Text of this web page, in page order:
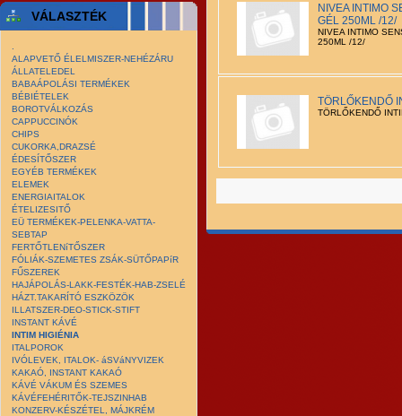
VÁLASZTÉK
ALAPVETŐ ÉLELMISZER-NEHÉZÁRU
ÁLLATELEDEL
BABAÁPOLÁSI TERMÉKEK
BÉBIÉTELEK
BOROTVÁLKOZÁS
CAPPUCCINÓK
CHIPS
CUKORKA,DRAZSÉ
ÉDESÍTŐSZER
EGYÉB TERMÉKEK
ELEMEK
ENERGIAITALOK
ÉTELIZESITŐ
EÜ TERMÉKEK-PELENKA-VATTA-
SEBTAP
FERTŐTLENíTŐSZER
FÓLIÁK-SZEMETES ZSÁK-SÜTŐPAPíR
FŰSZEREK
HAJÁPOLÁS-LAKK-FESTÉK-HAB-ZSELÉ
HÁZT.TAKARÍTÓ ESZKÖZÖK
ILLATSZER-DEO-STICK-STIFT
INSTANT KÁVÉ
INTIM HIGIÉNIA
ITALPOROK
IVÓLEVEK, ITALOK- áSVáNYVIZEK
KAKAÓ, INSTANT KAKAÓ
KÁVÉ VÁKUM ÉS SZEMES
KÁVÉFEHÉRITŐK-TEJSZINHAB
KONZERV-KÉSZÉTEL, MÁJKRÉM
NIVEA INTIMO
GÉL 250ML /12/
NIVEA INTIMO
250ML /12/
TÖRLŐKENDŐ
TÖRLŐKENDŐ